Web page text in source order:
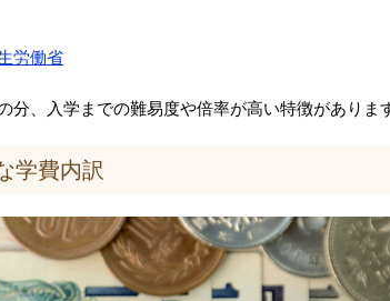
労働省
、入学までの難易度や倍率が高い特徴がありま
学費内訳